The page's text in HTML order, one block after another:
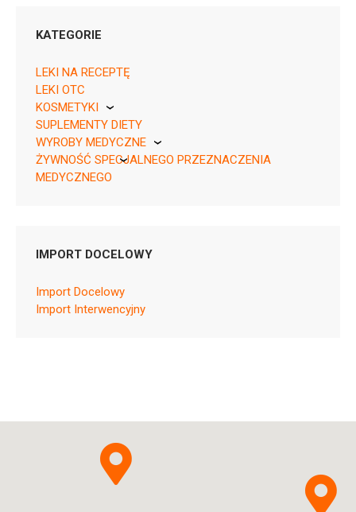
05909991518769 ¦ Rp ¦ 150785
20 tabl.
KATEGORIE
LEKI NA RECEPTĘ
LEKI OTC
KOSMETYKI
Pierre Fabre
SUPLEMENTY DIETY
WYROBY MEDYCZNE
KikGel
ŻYWNOŚĆ SPECJALNEGO PRZEZNACZENIA
MEDYCZNEGO
IMPORT DOCELOWY
Import Docelowy
Import Interwencyjny